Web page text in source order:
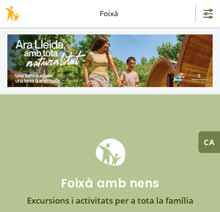
CA
Foixà amb nens
Excursions i activitats per a tota la família
Foixà